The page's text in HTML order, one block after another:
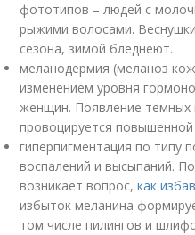
фототипов – людей с
рыжими волосами.
сезона, зимой бледнеют.
меланодермия (меланоз
изменением уровня
женщин. Появление темных
провоцируется
гиперпигментация по типу
воспалений и высыпаний.
возникает вопрос, как
избыток меланина
том числе пилингов и